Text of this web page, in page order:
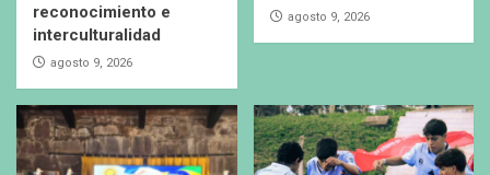
reconocimiento e
interculturalidad
agosto 9, 2026
agosto 9, 2026